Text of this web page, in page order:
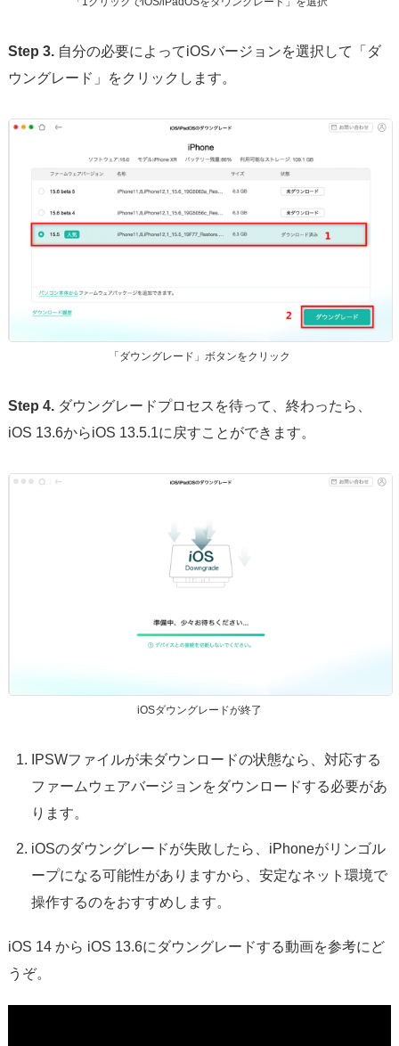
Step 3.自分の必要によってiOSバージョンを選択して「ダ
ウングレード」をクリックします。
「ダウングレード」ボタンをクリック
Step 4.ダウングレードプロセスを待って、終わったら、
iOS 13.6からiOS 13.5.1に戻すことができます。
iOSダウングレードが終了
IPSWファイルが未ダウンロードの状態なら、対応する
ファームウェアバージョンをダウンロードする必要があ
ります。
iOSのダウングレードが失敗したら、iPhoneがリンゴル
ープになる可能性がありますから、安定なネット環境で
操作するのをおすすめします。
iOS 14 から iOS 13.6にダウングレードする動画を参考にど
うぞ。